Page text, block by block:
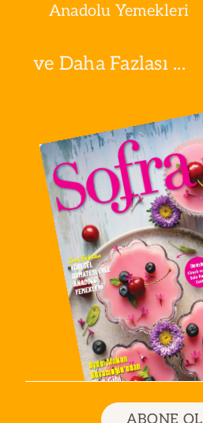
Anadolu Yemekleri
ve Daha Fazlası ...
ABONE OL